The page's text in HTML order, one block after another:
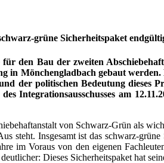
grüne Sicherheitspaket
den Bau der zweiten
in Mönchengladbach gebaut
der politischen Bedeutung dieses
Integrationsausschusses am
von Schwarz-Grün als
steht. Insgesamt ist das schwarz-
im Voraus von den eigenen
Dieses Sicherheitspaket hat